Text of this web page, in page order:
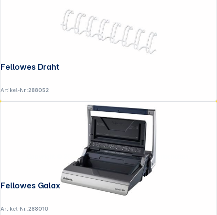
Artikel-Nr.:288052
Fellowes Galaxy Plastikbindegerät
Artikel-Nr.:288010
Copyright © 2001 - 2026 DGH - Alle Rechte vorbehalten.